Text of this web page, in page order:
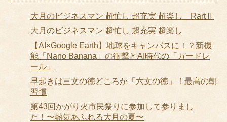
大月のビジネスマン 超忙し 超充実 超楽し RartⅡ
大月のビジネスマン 超忙し 超充実 超楽し
【AI×Google Earth】地球をキャンバスに！？新機
能「Nano Banana」の衝撃とAI時代の「ガードレ
ール」
早起きは三文の徳どころか「六文の徳」！最高の朝
習慣
第43回かがり火市民祭りに参加して参りまし
た！〜熱気あふれる大月の夏〜